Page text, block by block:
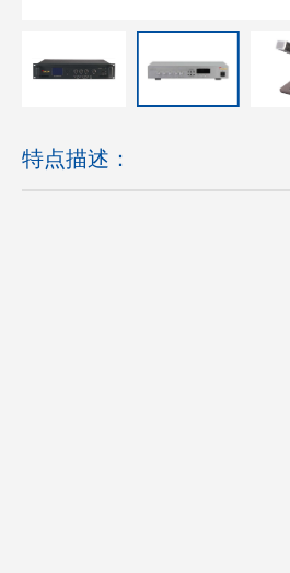
特点描述：